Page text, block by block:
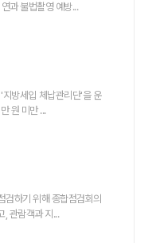
과 불법촬영 예방...
방세입 체납관리단'을 운
만 원 미만 ...
하기 위해 종합점검회의
, 관람객과 지...